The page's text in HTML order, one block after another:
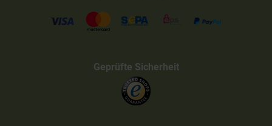
Geprüfte Sicherheit